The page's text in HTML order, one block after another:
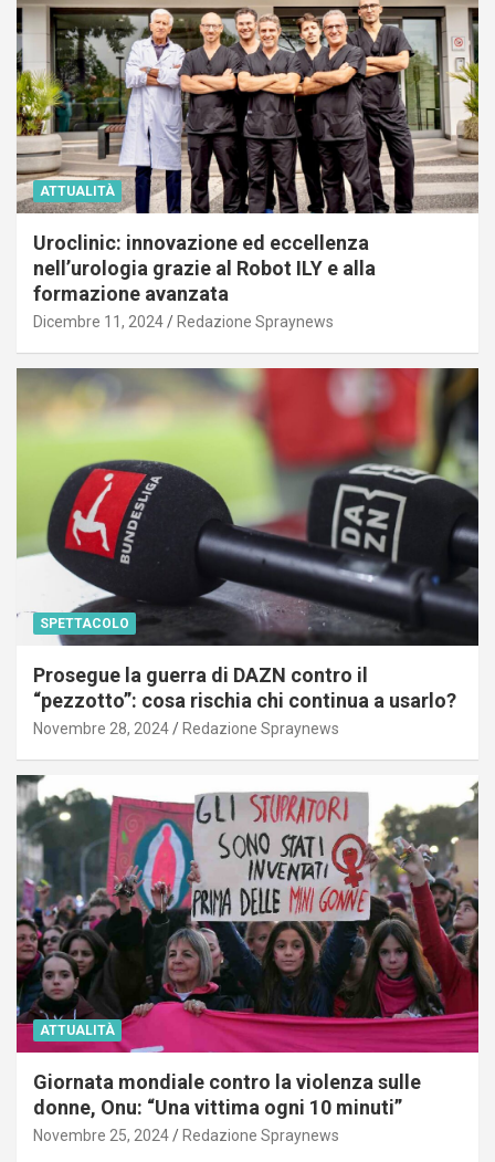
ATTUALITÀ
Uroclinic: innovazione ed eccellenza
nell’urologia grazie al Robot ILY e alla
formazione avanzata
Dicembre 11, 2024 Redazione Spraynews
SPETTACOLO
Prosegue la guerra di DAZN contro il
“pezzotto”: cosa rischia chi continua a usarlo?
Novembre 28, 2024 Redazione Spraynews
ATTUALITÀ
Giornata mondiale contro la violenza sulle
donne, Onu: “Una vittima ogni 10 minuti”
Novembre 25, 2024 Redazione Spraynews